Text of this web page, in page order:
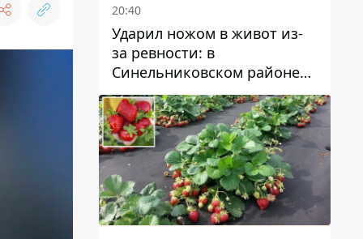
20:40
Ударил ножом в живот из-
за ревности: в
Синельниковском районе
задержали 49-летнего
мужчину за убийство